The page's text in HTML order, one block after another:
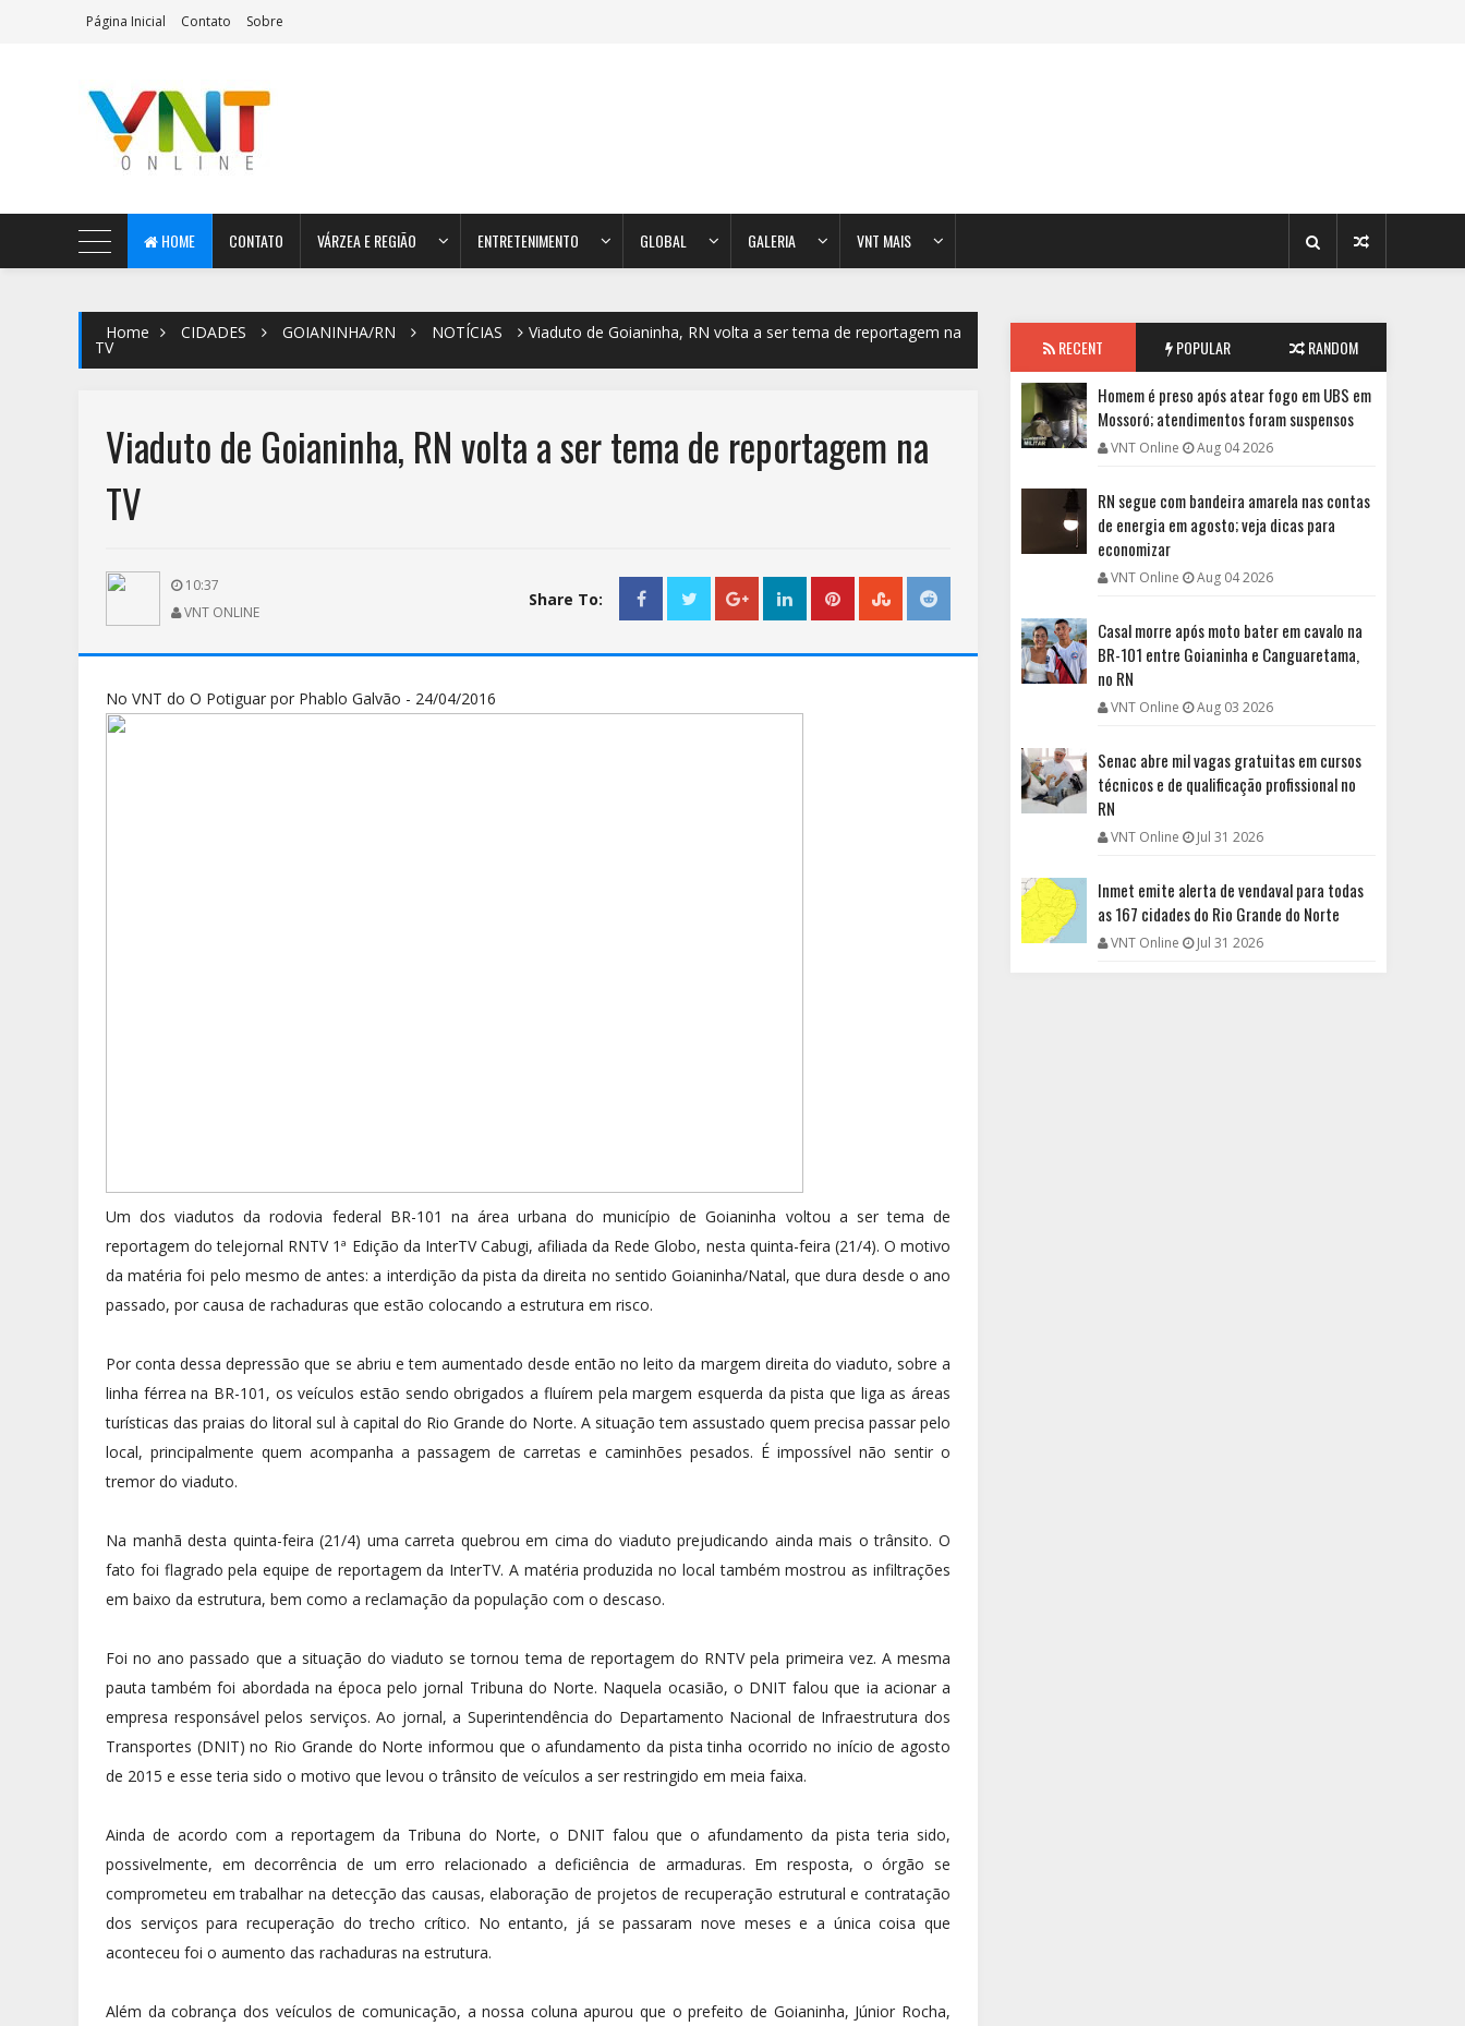
Página Inicial Contato Sobre
AeroMag Blogger Template
HOME CONTATO VÁRZEA E REGIÃO ENTRETENIMENTO GLOBAL GALERIA VNT MAIS
Home CIDADES GOIANINHA/RN NOTÍCIAS Viaduto de Goianinha, RN volta a ser tema de reportagem na
TV
Viaduto de Goianinha, RN volta a ser tema de reportagem na
TV
10:37
VNT ONLINE
Share To:
No VNT do O Potiguar por Phablo Galvão - 24/04/2016
Um dos viadutos da rodovia federal BR-101 na área urbana do município de Goianinha voltou a ser tema de
reportagem do telejornal RNTV 1ª Edição da InterTV Cabugi, afiliada da Rede Globo, nesta quinta-feira (21/4). O motivo
da matéria foi pelo mesmo de antes: a interdição da pista da direita no sentido Goianinha/Natal, que dura desde o ano
passado, por causa de rachaduras que estão colocando a estrutura em risco.
Por conta dessa depressão que se abriu e tem aumentado desde então no leito da margem direita do viaduto, sobre a
linha férrea na BR-101, os veículos estão sendo obrigados a fluírem pela margem esquerda da pista que liga as áreas
turísticas das praias do litoral sul à capital do Rio Grande do Norte. A situação tem assustado quem precisa passar pelo
local, principalmente quem acompanha a passagem de carretas e caminhões pesados. É impossível não sentir o
tremor do viaduto.
Na manhã desta quinta-feira (21/4) uma carreta quebrou em cima do viaduto prejudicando ainda mais o trânsito. O
fato foi flagrado pela equipe de reportagem da InterTV. A matéria produzida no local também mostrou as infiltrações
em baixo da estrutura, bem como a reclamação da população com o descaso.
Foi no ano passado que a situação do viaduto se tornou tema de reportagem do RNTV pela primeira vez. A mesma
pauta também foi abordada na época pelo jornal Tribuna do Norte. Naquela ocasião, o DNIT falou que ia acionar a
empresa responsável pelos serviços. Ao jornal, a Superintendência do Departamento Nacional de Infraestrutura dos
Transportes (DNIT) no Rio Grande do Norte informou que o afundamento da pista tinha ocorrido no início de agosto
de 2015 e esse teria sido o motivo que levou o trânsito de veículos a ser restringido em meia faixa.
Ainda de acordo com a reportagem da Tribuna do Norte, o DNIT falou que o afundamento da pista teria sido,
possivelmente, em decorrência de um erro relacionado a deficiência de armaduras. Em resposta, o órgão se
comprometeu em trabalhar na detecção das causas, elaboração de projetos de recuperação estrutural e contratação
dos serviços para recuperação do trecho crítico. No entanto, já se passaram nove meses e a única coisa que
aconteceu foi o aumento das rachaduras na estrutura.
Além da cobrança dos veículos de comunicação, a nossa coluna apurou que o prefeito de Goianinha, Júnior Rocha,
RECENT POPULAR RANDOM
Homem é preso após atear fogo em UBS em
Mossoró; atendimentos foram suspensos
VNT Online Aug 04 2026
RN segue com bandeira amarela nas contas
de energia em agosto; veja dicas para
economizar
VNT Online Aug 04 2026
Casal morre após moto bater em cavalo na
BR-101 entre Goianinha e Canguaretama,
no RN
VNT Online Aug 03 2026
Senac abre mil vagas gratuitas em cursos
técnicos e de qualificação profissional no
RN
VNT Online Jul 31 2026
Inmet emite alerta de vendaval para todas
as 167 cidades do Rio Grande do Norte
VNT Online Jul 31 2026